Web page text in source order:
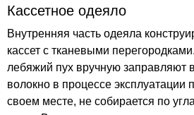
Кассетное одеяло
Внутренняя часть одеяла
кассет с тканевыми
лебяжий пух вручную заправляют
волокно в процессе эксплуатации
своем месте, не собирается по